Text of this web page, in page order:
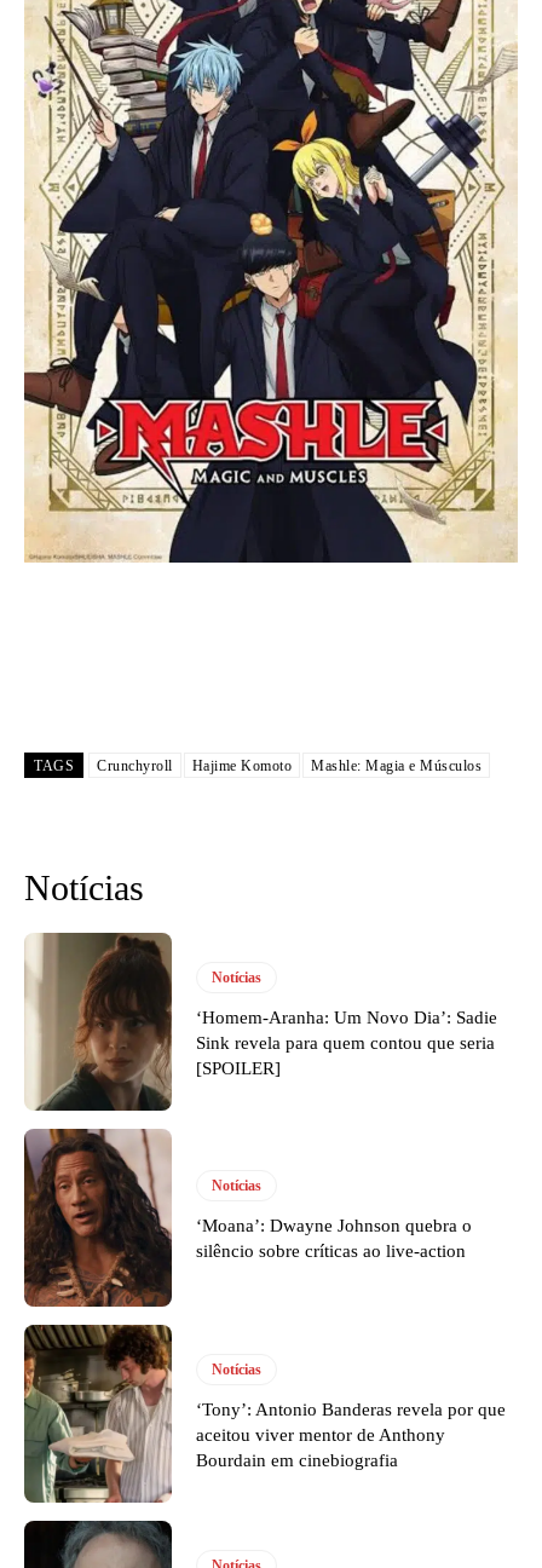
TAGS Crunchyroll Hajime Komoto Mashle: Magia e Músculos
Notícias
Notícias
‘Homem-Aranha: Um Novo Dia’: Sadie
Sink revela para quem contou que seria
[SPOILER]
Notícias
‘Moana’: Dwayne Johnson quebra o
silêncio sobre críticas ao live-action
Notícias
‘Tony’: Antonio Banderas revela por que
aceitou viver mentor de Anthony
Bourdain em cinebiografia